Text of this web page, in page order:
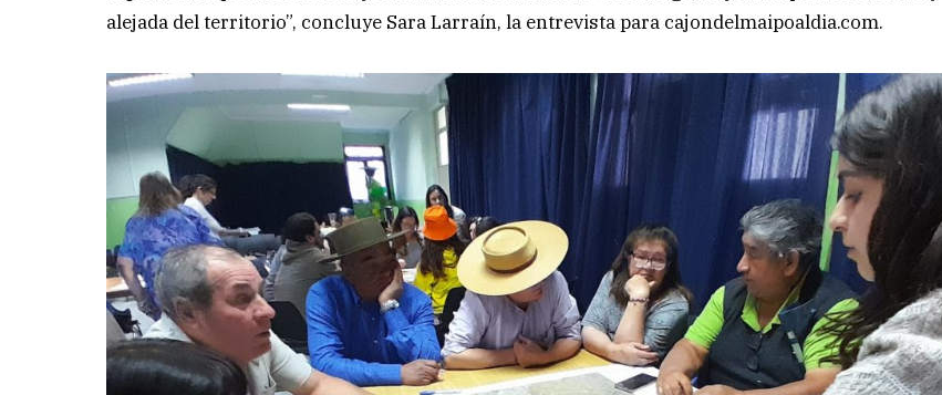
alejada del territorio”, concluye Sara Larraín, la entrevista para cajondelmaipoaldia.com.